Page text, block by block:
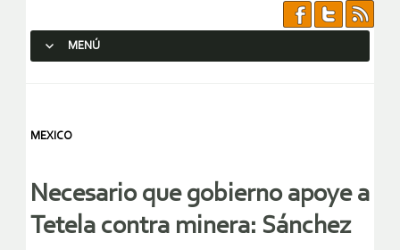
MENÚ
MEXICO
Necesario que gobierno apoye a
Tetela contra minera: Sánchez